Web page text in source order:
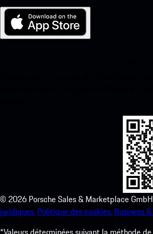
© 2026 Porsche Sales & Marketplace GmbH
juridiques. Politique des cookies. Business